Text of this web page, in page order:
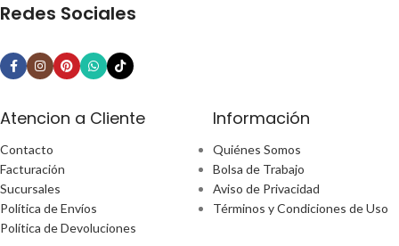
Redes Sociales
Atencion a Cliente
Contacto
Facturación
Sucursales
Política de Envíos
Política de Devoluciones
Información
Quiénes Somos
Bolsa de Trabajo
Aviso de Privacidad
Términos y Condiciones de Uso